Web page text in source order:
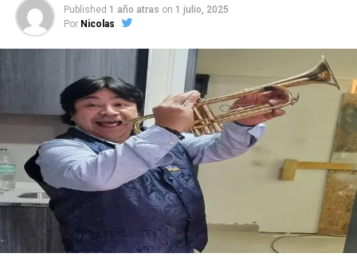
Published 1 año atras on 1 julio, 2025
Por Nicolas